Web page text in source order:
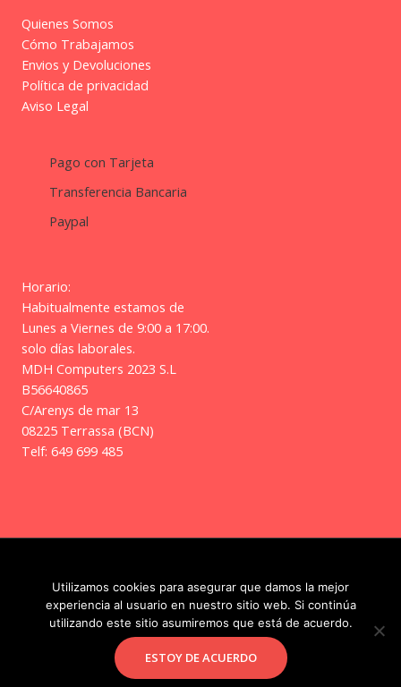
Quienes Somos
Cómo Trabajamos
Envios y Devoluciones
Política de privacidad
Aviso Legal
Pago con Tarjeta
Transferencia Bancaria
Paypal
Horario:
Habitualmente estamos de
Lunes a Viernes de 9:00 a 17:00.
solo días laborales.
MDH Computers 2023 S.L
B56640865
C/Arenys de mar 13
08225 Terrassa (BCN)
Telf: 649 699 485
Copyright © 2026 | Frikitos
Facebook Instagram
Utilizamos cookies para asegurar que damos la mejor
experiencia al usuario en nuestro sitio web. Si continúa
utilizando este sitio asumiremos que está de acuerdo.
ESTOY DE ACUERDO